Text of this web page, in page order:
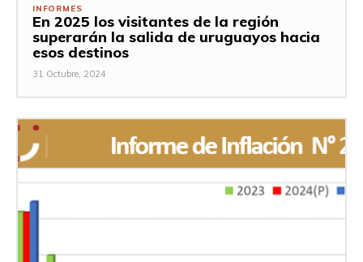
INFORMES
En 2025 los visitantes de la región
superarán la salida de uruguayos hacia
esos destinos
31 Octubre, 2024